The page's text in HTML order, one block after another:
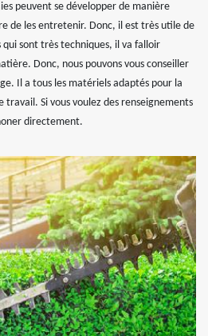
peuvent se développer de manière
de les entretenir. Donc, il est très utile de
sont très techniques, il va falloir
Donc, nous pouvons vous conseiller
Il a tous les matériels adaptés pour la
Si vous voulez des renseignements
directement.